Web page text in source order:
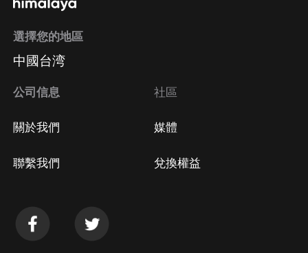
選擇您的地區
中國台湾
公司信息
關於我們
聯繫我們
社區
媒體
兌換權益